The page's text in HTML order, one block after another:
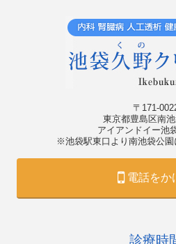
〒171-
東京都豊島区南
アイアンドイー池
※池袋駅東口より南池袋公園
電話をか
診療時